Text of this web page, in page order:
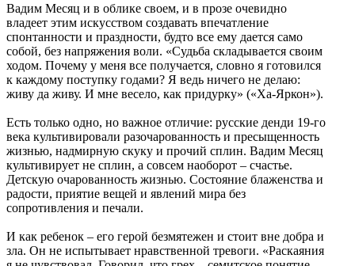
Вадим Месяц и в облике своем, и в прозе очевидно
владеет этим искусством создавать впечатление
спонтанности и праздности, будто все ему дается само
собой, без напряжения воли. «Судьба складывается своим
ходом. Почему у меня все получается, словно я готовился
к каждому поступку годами? Я ведь ничего не делаю:
живу да живу. И мне весело, как придурку» («Ха-Яркон»).
Есть только одно, но важное отличие: русские денди 19-го
века культивировали разочарованность и пресыщенность
жизнью, надмирную скуку и прочий сплин. Вадим Месяц
культивирует не сплин, а совсем наоборот – счастье.
Детскую очарованность жизнью. Состояние блаженства и
радости, приятие вещей и явлений мира без
сопротивления и печали.
И как ребенок – его герой безмятежен и стоит вне добра и
зла. Он не испытывает нравственной тревоги. «Раскаяния